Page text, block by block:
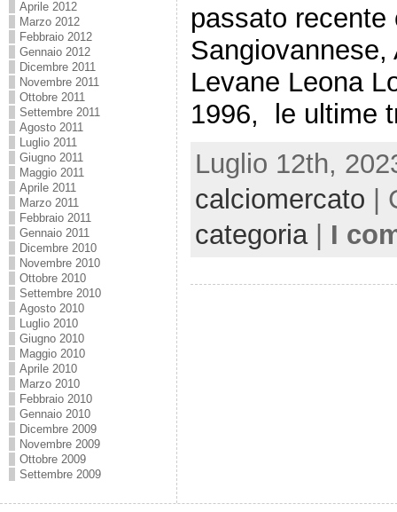
Aprile 2012
Marzo 2012
Febbraio 2012
Gennaio 2012
Dicembre 2011
Novembre 2011
Ottobre 2011
Settembre 2011
Agosto 2011
Luglio 2011
Giugno 2011
Maggio 2011
Aprile 2011
Marzo 2011
Febbraio 2011
Gennaio 2011
Dicembre 2010
Novembre 2010
Ottobre 2010
Settembre 2010
Agosto 2010
Luglio 2010
Giugno 2010
Maggio 2010
Aprile 2010
Marzo 2010
Febbraio 2010
Gennaio 2010
Dicembre 2009
Novembre 2009
Ottobre 2009
Settembre 2009
passato
Levane Leona
1996, le ultime
Luglio 12th,
calciomercato |
categoria| I